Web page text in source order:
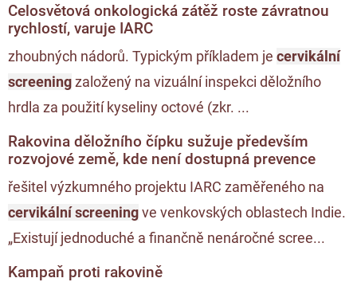
Celosvětová onkologická zátěž roste závratnou
rychlostí, varuje IARC
zhoubných nádorů. Typickým příkladem je cervikální
screeningzaložený na vizuální inspekci děložního
hrdla za použití kyseliny octové (zkr. ...
Rakovina děložního čípku sužuje především
rozvojové země, kde není dostupná prevence
řešitel výzkumného projektu IARC zaměřeného na
cervikální screeningve venkovských oblastech Indie.
„Existují jednoduché a finančně nenáročné scree...
Kampaň proti rakovině